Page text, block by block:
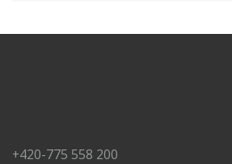
+420-775 558 200